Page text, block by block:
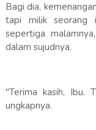
Bagi dia,
tapi milik seorang
sepertiga
dalam sujudnya.
"Terima kasih, Ibu.
ungkapnya.